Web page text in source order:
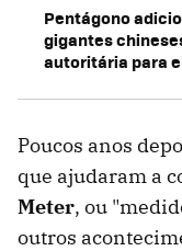
Pentágono
gigantes
autoritária para
Poucos anos
que ajudaram a
Meter, ou
outros